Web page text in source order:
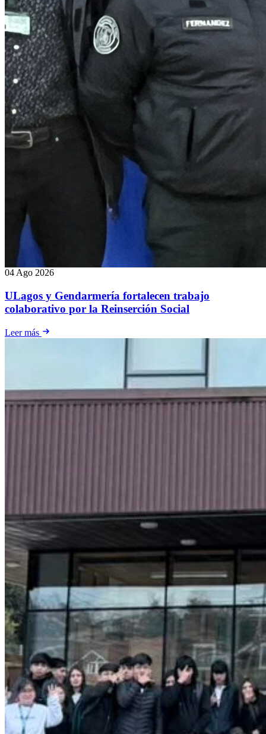
04 Ago 2026
ULagos y Gendarmería fortalecen trabajo
colaborativo por la Reinserción Social
Leer más